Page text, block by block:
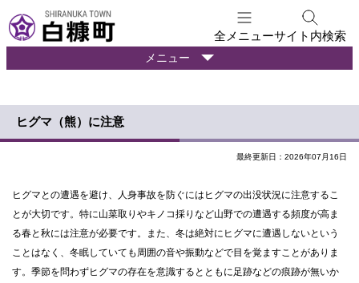
文
へ
ュ
へ
全メニューサイト内検索
暮
ら
の
報
メニュー
ヒグマ（熊）に注意
最終更新日：2026年07月16日
ヒグマとの遭遇を避け、人身事故を防ぐにはヒグマの出没状況に注意するこ
とが大切です。特に山菜取りやキノコ採りなど山野での遭遇する頻度が高ま
る春と秋には注意が必要です。また、冬は絶対にヒグマに遭遇しないという
ことはなく、冬眠していても周囲の音や振動などで目を覚ますことがありま
す。季節を問わずヒグマの存在を意識するとともに足跡などの痕跡が無いか